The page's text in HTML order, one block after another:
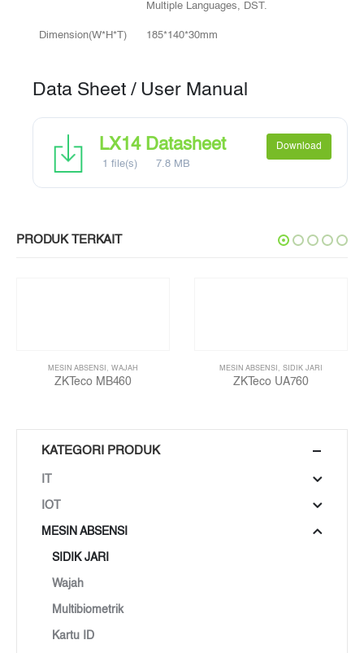
Multiple Languages, DST.
Dimension(W*H*T) 185*140*30mm
Data Sheet / User Manual
LX14 Datasheet
1 file(s) 7.8 MB
Download
PRODUK TERKAIT
MESIN ABSENSI , WAJAH
ZKTeco MB460
MESIN ABSENSI , SIDIK JARI
ZKTeco UA760
KATEGORI PRODUK
IOT
MESIN ABSENSI
SIDIK JARI
Wajah
Multibiometrik
Kartu ID